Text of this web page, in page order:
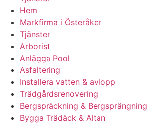
Hem
Markfirma i Österåker
Tjänster
Arborist
Anlägga Pool
Asfaltering
Installera vatten & avlopp
Trädgårdsrenovering
Bergspräckning & Bergsprängning
Bygga Trädäck & Altan